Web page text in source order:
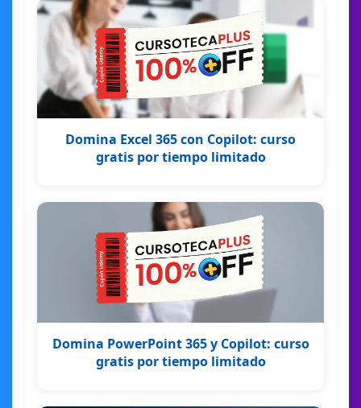
Domina Excel 365 con Copilot: curso
gratis por tiempo limitado
Domina PowerPoint 365 y Copilot: curso
gratis por tiempo limitado